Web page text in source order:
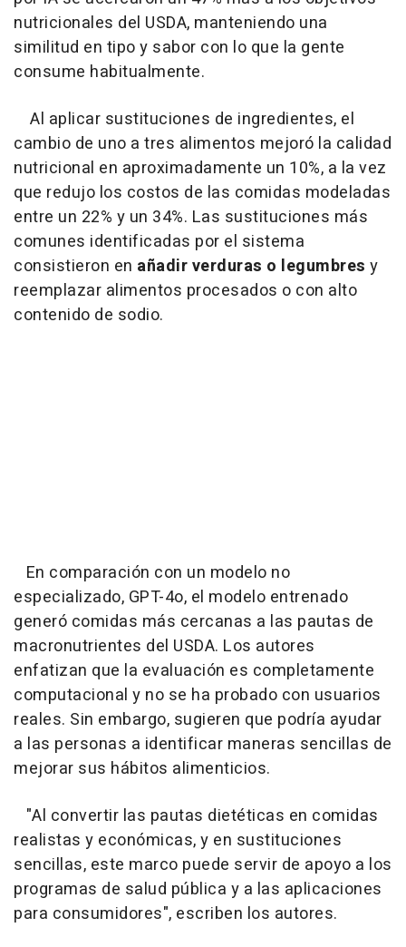
nutricionales del USDA, manteniendo una
similitud en tipo y sabor con lo que la gente
consume habitualmente.
Al aplicar sustituciones de ingredientes, el
cambio de uno a tres alimentos mejoró la calidad
nutricional en aproximadamente un 10%, a la vez
que redujo los costos de las comidas modeladas
entre un 22% y un 34%. Las sustituciones más
comunes identificadas por el sistema
consistieron en añadir verduras o legumbres y
reemplazar alimentos procesados o con alto
contenido de sodio.
En comparación con un modelo no
especializado, GPT-4o, el modelo entrenado
generó comidas más cercanas a las pautas de
macronutrientes del USDA. Los autores
enfatizan que la evaluación es completamente
computacional y no se ha probado con usuarios
reales. Sin embargo, sugieren que podría ayudar
a las personas a identificar maneras sencillas de
mejorar sus hábitos alimenticios.
"Al convertir las pautas dietéticas en comidas
realistas y económicas, y en sustituciones
sencillas, este marco puede servir de apoyo a los
programas de salud pública y a las aplicaciones
para consumidores", escriben los autores.